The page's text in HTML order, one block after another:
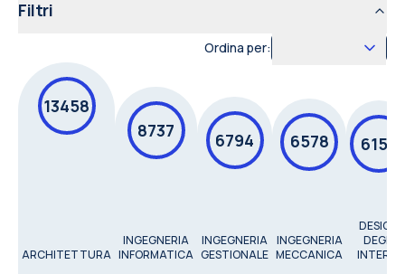
Filtri
Ordina per:
13458
ARCHITETTURA
8737
INGEGNERIA
INFORMATICA
6794
INGEGNERIA
GESTIONALE
6578
INGEGNERIA
MECCANICA
6154
DESIGN
DEGLI
INTERNI